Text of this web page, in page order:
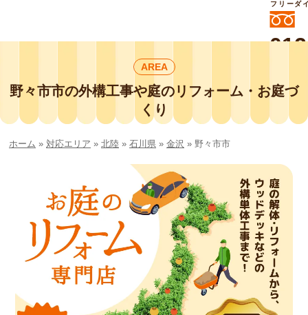
外構工事や庭リフォームは庭づくり業界
No.1チェーン店の
smileガーデンプチ庭づくり事業部にお
任せください！
フリーダ
AREA
野々市市の外構工事や庭のリフォーム・お庭づ
くり
ホーム » 対応エリア » 北陸 » 石川県 » 金沢 » 野々市市